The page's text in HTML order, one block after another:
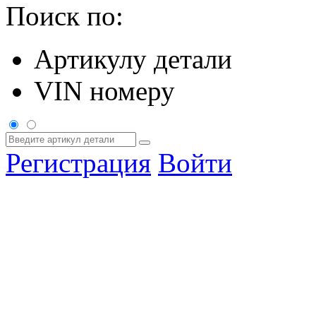
Поиск по:
Артикулу детали
VIN номеру
Регистрация Войти